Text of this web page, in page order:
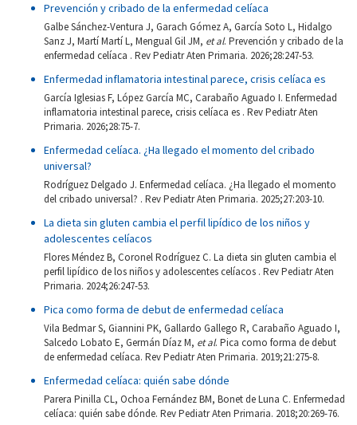
Prevención y cribado de la enfermedad celíaca
Galbe Sánchez-Ventura J, Garach Gómez A, García Soto L, Hidalgo
Sanz J, Martí Martí L, Mengual Gil JM, et al. Prevención y cribado de la
enfermedad celíaca . Rev Pediatr Aten Primaria. 2026;28:247-53.
Enfermedad inflamatoria intestinal parece, crisis celíaca es
García Iglesias F, López García MC, Carabaño Aguado I. Enfermedad
inflamatoria intestinal parece, crisis celíaca es . Rev Pediatr Aten
Primaria. 2026;28:75-7.
Enfermedad celíaca. ¿Ha llegado el momento del cribado
universal?
Rodríguez Delgado J. Enfermedad celíaca. ¿Ha llegado el momento
del cribado universal? . Rev Pediatr Aten Primaria. 2025;27:203-10.
La dieta sin gluten cambia el perfil lipídico de los niños y
adolescentes celíacos
Flores Méndez B, Coronel Rodríguez C. La dieta sin gluten cambia el
perfil lipídico de los niños y adolescentes celíacos . Rev Pediatr Aten
Primaria. 2024;26:247-53.
Pica como forma de debut de enfermedad celíaca
Vila Bedmar S, Giannini PK, Gallardo Gallego R, Carabaño Aguado I,
Salcedo Lobato E, Germán Díaz M, et al. Pica como forma de debut
de enfermedad celíaca. Rev Pediatr Aten Primaria. 2019;21:275-8.
Enfermedad celíaca: quién sabe dónde
Parera Pinilla CL, Ochoa Fernández BM, Bonet de Luna C. Enfermedad
celíaca: quién sabe dónde. Rev Pediatr Aten Primaria. 2018;20:269-76.